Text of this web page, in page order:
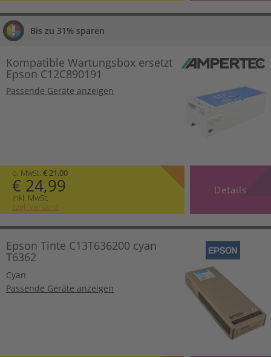
Bis zu 31% sparen
Kompatible Wartungsbox ersetzt
Epson C12C890191
Passende Geräte anzeigen
o. MwSt. € 21,00
€ 24,99
inkl. MwSt.
zzgl. Versand
Details
Epson Tinte C13T636200 cyan
T6362
Cyan
Passende Geräte anzeigen